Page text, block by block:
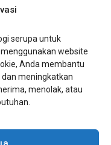
serupa untuk
website
Anda membantu
meningkatkan
menolak, atau